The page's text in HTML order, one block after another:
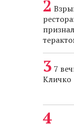
7
Кличко